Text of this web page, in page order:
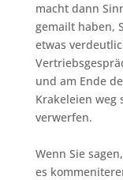
macht dann
gemailt haben,
etwas
und am Ende
Krakeleien weg
verwerfen.
Wenn Sie
es